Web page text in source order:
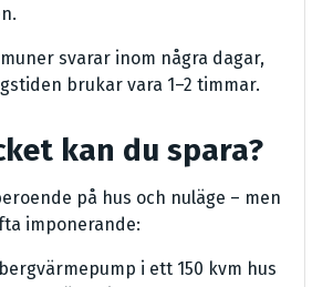
svarar inom några dagar,
brukar vara 1–2 timmar.
kan du spara?
på hus och nuläge – men
imponerande:
i ett 150 kvm hus